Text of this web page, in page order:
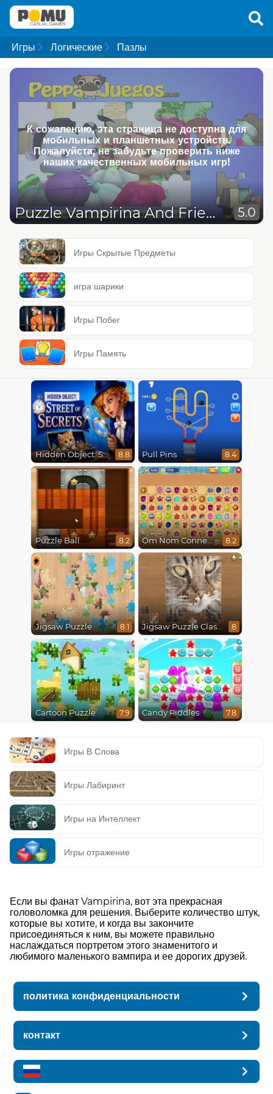
Игры Логические Пазлы
К сожалению, эта страница не доступна для
мобильных и планшетных устройств.
Пожалуйста, не забудьте проверить ниже
наших качественных мобильных игр!
Puzzle Vampirina And Friends 5.0
Игры Скрытые Предметы
игра шарики
Игры Побег
Игры Память
Hidden Object: Street Of Secrets 8.8 Pull Pins 8.4
Puzzle Ball 8.2 Om Nom Connect Classic 8.2
Jigsaw Puzzle 8.1 Jigsaw Puzzle Classic 8
Cartoon Puzzle 7.9 Candy Riddles 7.8
Игры В Слова
Игры Лабиринт
Игры на Интеллект
Игры отражение
Если вы фанат Vampirina, вот эта прекрасная
головоломка для решения. Выберите количество штук,
которые вы хотите, и когда вы закончите
присоединяться к ним, вы можете правильно
наслаждаться портретом этого знаменитого и
любимого маленького вампира и ее дорогих друзей.
политика конфиденциальности
контакт